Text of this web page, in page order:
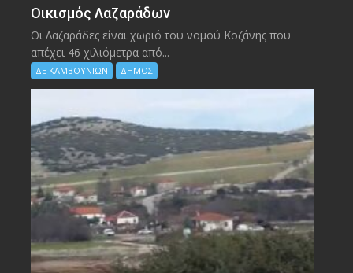
Οικισμός Λαζαράδων
Οι Λαζαράδες είναι χωριό του νομού Κοζάνης που
απέχει 46 χιλιόμετρα από...
ΔΕ ΚΑΜΒΟΥΝΙΩΝ ΔΗΜΟΣ